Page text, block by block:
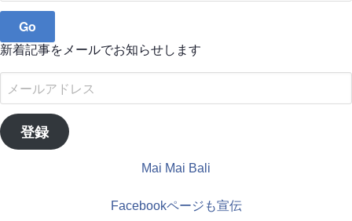
新着記事をメールでお知らせします
ル
ア
登録
Mai Mai Bali
Facebookページも宣伝